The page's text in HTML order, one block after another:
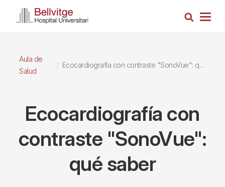
Busca
Aula de
Salud
Ecocardiografía con contraste "SonoVue": qué saber
Ecocardiografía con
contraste "SonoVue":
qué saber